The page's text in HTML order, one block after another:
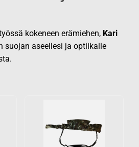
kokeneen erämiehen, Kari
suojan aseellesi ja optiikalle